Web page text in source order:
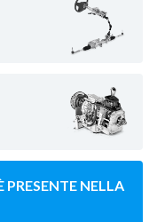
PRESENTE NELLA